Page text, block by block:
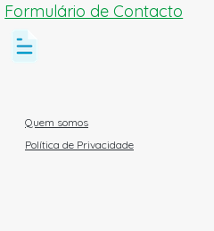
Formulário de Contacto
Quem somos
Política de Privacidade